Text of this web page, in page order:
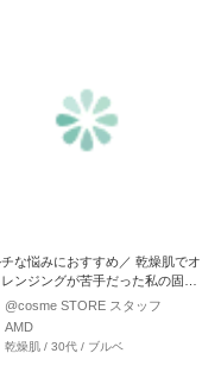
悩みにおすすめ／ 乾燥肌でオ
ンジングが苦手だった私の固定
覆してくれたおす…
@cosme STORE スタッフ
AMD
乾燥肌 / 30代 / ブルベ